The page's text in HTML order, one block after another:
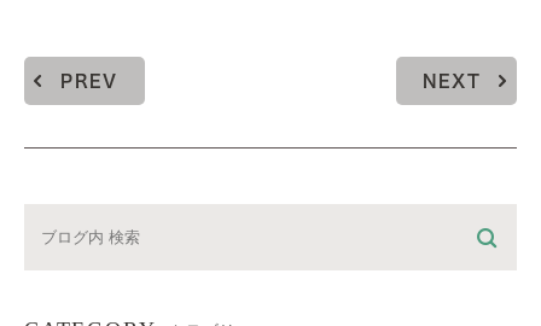
PREV NEXT